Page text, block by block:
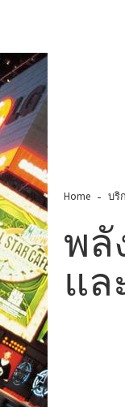
Home บริ
พลั
แล